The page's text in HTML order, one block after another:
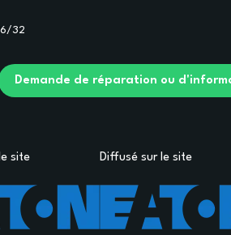
32
Demande de réparation ou
site Diffusé sur le site